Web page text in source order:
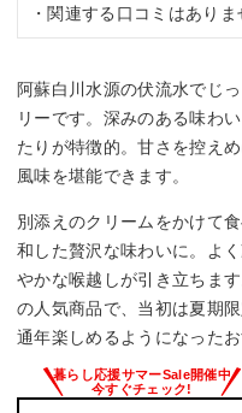
・関連する口コミはありま
阿蘇白川水源の伏流水でじ
リーです。深みのある味わ
たりが特徴的。甘さを控え
風味を堪能できます。
別添えのクリームをかけて
和した贅沢な味わいに。よ
やかな喉越しが引き立ちま
の人気商品で、当初は夏期
通年楽しめるようになった